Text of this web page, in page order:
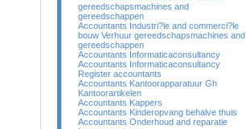
gereedschapsmachines and
gereedschappen
Accountants Industri?le and commerci?le
bouw Verhuur gereedschapsmachines and
gereedschappen
Accountants Informaticaconsultancy
Accountants Informaticaconsultancy
Register accountants
Accountants Kantoorapparatuur Gh
Kantoorartikelen
Accountants Kappers
Accountants Kinderopvang behalve thuis
Accountants Onderhoud and reparatie